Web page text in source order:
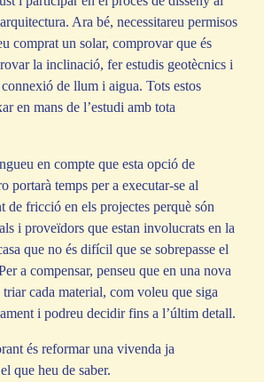
Ara bé, necessitareu permisos
comprat un solar, comprovar que és
la inclinació, fer estudis geotècnics i
de llum i aigua. Tots estos
en mans de l’estudi amb tota
en compte que esta opció de
portarà temps per a executar-se al
de fricció en els projectes perquè són
i proveïdors que estan involucrats en la
que no és difícil que se sobrepasse el
a compensar, penseu que en una nova
cada material, com voleu que siga
i podreu decidir fins a l’últim detall.
és reformar una vivenda ja
que heu de saber.